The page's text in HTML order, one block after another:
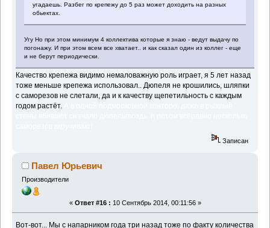
угадаешь. Разбег по крепежу до 5 раз может доходить на разных
обьектах.
Угу Но при этом минимум 4 коллектива которые я знаю - ведут выдачу по
погонажу. И при этом всем все хватает.. и как сказал один из коллег - еще
и не берут периодически.
Качество крепежа видимо немаловажную роль играет, я 5 лет назад
тоже меньше крепежа использовал.. Дюпеля не крошились, шляпки
с саморезов не слетали, да и к качеству щепетильность с каждым
годом растёт.
Записан
Павел Юрьевич
Производители
« Ответ #16 : 10 Сентябрь 2014, 00:11:56 »
Вот-вот... Мы с напарником года три назад тоже по факту количества